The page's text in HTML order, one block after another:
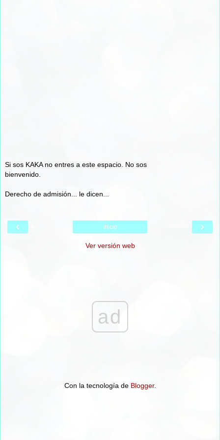
Si sos KAKA no entres a este espacio. No sos
bienvenido.
Derecho de admisión... le dicen...
‹ ›
Inicio
Ver versión web
ad
Con la tecnología de Blogger.